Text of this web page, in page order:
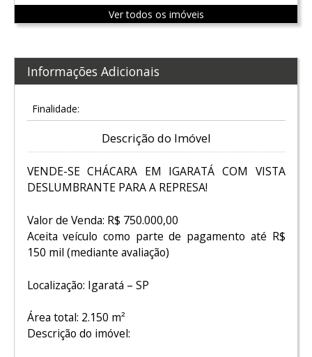
Ver todos os imóveis
Informações Adicionais
Finalidade:
Descrição do Imóvel
VENDE-SE CHÁCARA EM IGARATÁ COM VISTA
DESLUMBRANTE PARA A REPRESA!
Valor de Venda: R$ 750.000,00
Aceita veículo como parte de pagamento até R$
150 mil (mediante avaliação)
Localização: Igaratá – SP
Área total: 2.150 m²
Descrição do imóvel: